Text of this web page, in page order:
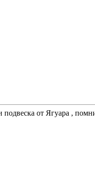
от Ягуара ,